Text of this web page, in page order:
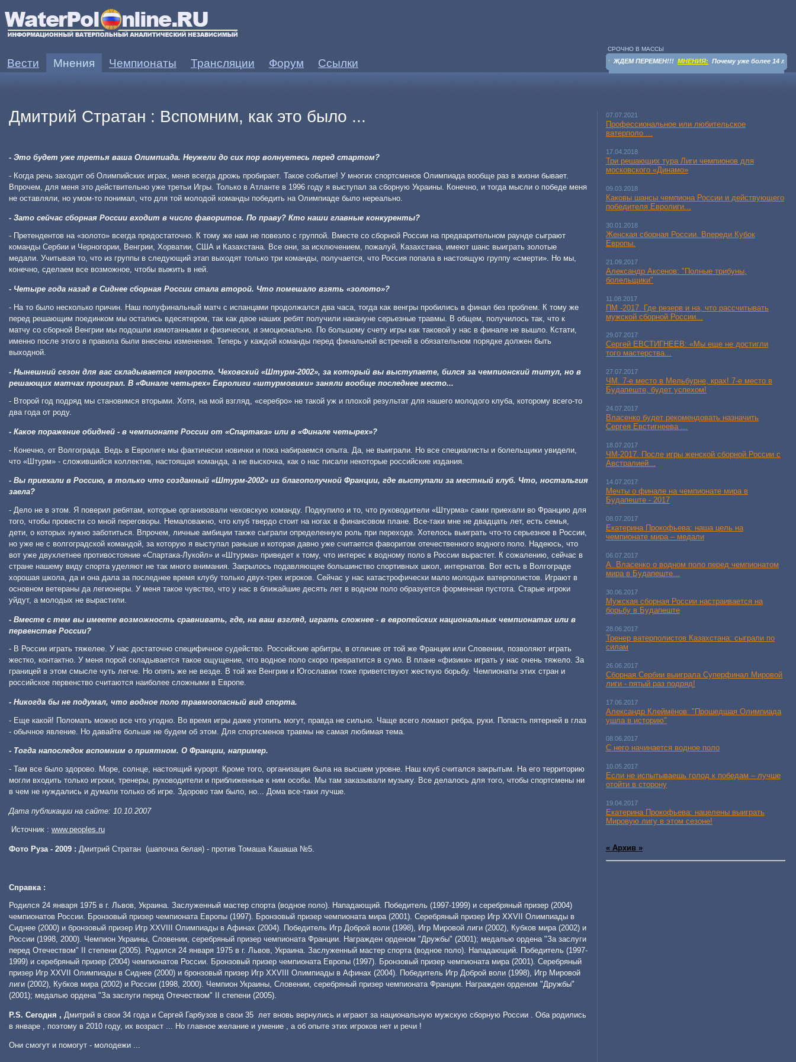
СРОЧНО В МАССЫ
ЖДЕМ ПЕРЕМЕН!!! МНЕНИЯ:Почему уже более 14 лет
Вести Мнения Чемпионаты Трансляции Форум Ссылки
07.07.2021
Профессиональное или любительское
ватерполо ...
17.04.2018
Три решающих тура Лиги чемпионов для
московского «Динамо»
09.03.2018
Каковы шансы чемпиона России и действующего
победителя Евролиги...
30.01.2018
Женская сборная России. Впереди Кубок
Европы.
21.09.2017
Александр Аксенов: "Полные трибуны,
болельщики"
11.08.2017
ПМ -2017. Где резерв и на, что рассчитывать
мужской сборной России...
29.07.2017
Сергей ЕВСТИГНЕЕВ: «Мы еще не достигли
того мастерства...
27.07.2017
ЧМ. 7-е место в Мельбурне, крах! 7-е место в
Будапеште, будет успехом!
24.07.2017
Власенко будет рекомендовать назначить
Сергея Евстигнеева ...
18.07.2017
ЧМ-2017. После игры женской сборной России с
Австралией...
14.07.2017
Мечты о финале на чемпионате мира в
Будапеште - 2017
08.07.2017
Екатерина Прокофьева: наша цель на
чемпионате мира – медали
06.07.2017
А. Власенко о водном поло перед чемпионатом
мира в Будапеште...
30.06.2017
Мужская сборная России настраивается на
борьбу в Будапеште
28.06.2017
Тренер ватерполистов Казахстана: сыграли по
силам
26.06.2017
Сборная Сербии выиграла Суперфинал Мировой
лиги - пятый раз подряд!
17.06.2017
Александр Клеймёнов: "Прошедшая Олимпиада
ушла в историю"
08.06.2017
С него начинается водное поло
10.05.2017
Если не испытываешь голод к победам – лучше
отойти в сторону
19.04.2017
Екатерина Прокофьева: нацелены выиграть
Мировую лигу в этом сезоне!
« Архив »
Дмитрий Стратан : Вспомним, как это было ...
- Это будет уже третья ваша Олимпиада. Неужели до сих пор волнуетесь перед стартом?
- Когда речь заходит об Олимпийских играх, меня всегда дрожь пробирает. Такое событие! У многих спортсменов Олимпиада вообще раз в жизни бывает.
Впрочем, для меня это действительно уже третьи Игры. Только в Атланте в 1996 году я выступал за сборную Украины. Конечно, и тогда мысли о победе меня
не оставляли, но умом-то понимал, что для той молодой команды победить на Олимпиаде было нереально.
- Зато сейчас сборная России входит в число фаворитов. По праву? Кто наши главные конкуренты?
- Претендентов на «золото» всегда предостаточно. К тому же нам не повезло с группой. Вместе со сборной России на предварительном раунде сыграют
команды Сербии и Черногории, Венгрии, Хорватии, США и Казахстана. Все они, за исключением, пожалуй, Казахстана, имеют шанс выиграть золотые
медали. Учитывая то, что из группы в следующий этап выходят только три команды, получается, что Россия попала в настоящую группу «смерти». Но мы,
конечно, сделаем все возможное, чтобы выжить в ней.
- Четыре года назад в Сиднее сборная России стала второй. Что помешало взять «золото»?
- На то было несколько причин. Наш полуфинальный матч с испанцами продолжался два часа, тогда как венгры пробились в финал без проблем. К тому же
перед решающим поединком мы остались вдесятером, так как двое наших ребят получили накануне серьезные травмы. В общем, получилось так, что к
матчу со сборной Венгрии мы подошли измотанными и физически, и эмоционально. По большому счету игры как таковой у нас в финале не вышло. Кстати,
именно после этого в правила были внесены изменения. Теперь у каждой команды перед финальной встречей в обязательном порядке должен быть
выходной.
- Нынешний сезон для вас складывается непросто. Чеховский «Штурм-2002», за который вы выступаете, бился за чемпионский титул, но в
решающих матчах проиграл. В «Финале четырех» Евролиги «штурмовики» заняли вообще последнее место...
- Второй год подряд мы становимся вторыми. Хотя, на мой взгляд, «серебро» не такой уж и плохой результат для нашего молодого клуба, которому всего-то
два года от роду.
- Какое поражение обидней - в чемпионате России от «Спартака» или в «Финале четырех»?
- Конечно, от Волгограда. Ведь в Евролиге мы фактически новички и пока набираемся опыта. Да, не выиграли. Но все специалисты и болельщики увидели,
что «Штурм» - сложившийся коллектив, настоящая команда, а не выскочка, как о нас писали некоторые российские издания.
- Вы приехали в Россию, в только что созданный «Штурм-2002» из благополучной Франции, где выступали за местный клуб. Что, ностальгия
заела?
- Дело не в этом. Я поверил ребятам, которые организовали чеховскую команду. Подкупило и то, что руководители «Штурма» сами приехали во Францию для
того, чтобы провести со мной переговоры. Немаловажно, что клуб твердо стоит на ногах в финансовом плане. Все-таки мне не двадцать лет, есть семья,
дети, о которых нужно заботиться. Впрочем, личные амбиции также сыграли определенную роль при переходе. Хотелось выиграть что-то серьезное в России,
но уже не с волгоградской командой, за которую я выступал раньше и которая давно уже считается фаворитом отечественного водного поло. Надеюсь, что
вот уже двухлетнее противостояние «Спартака-Лукойл» и «Штурма» приведет к тому, что интерес к водному поло в России вырастет. К сожалению, сейчас в
стране нашему виду спорта уделяют не так много внимания. Закрылось подавляющее большинство спортивных школ, интернатов. Вот есть в Волгограде
хорошая школа, да и она дала за последнее время клубу только двух-трех игроков. Сейчас у нас катастрофически мало молодых ватерполистов. Играют в
основном ветераны да легионеры. У меня такое чувство, что у нас в ближайшие десять лет в водном поло образуется форменная пустота. Старые игроки
уйдут, а молодых не вырастили.
- Вместе с тем вы имеете возможность сравнивать, где, на ваш взгляд, играть сложнее - в европейских национальных чемпионатах или в
первенстве России?
- В России играть тяжелее. У нас достаточно специфичное судейство. Российские арбитры, в отличие от той же Франции или Словении, позволяют играть
жестко, контактно. У меня порой складывается такое ощущение, что водное поло скоро превратится в сумо. В плане «физики» играть у нас очень тяжело. За
границей в этом смысле чуть легче. Но опять же не везде. В той же Венгрии и Югославии тоже приветствуют жесткую борьбу. Чемпионаты этих стран и
российское первенство считаются наиболее сложными в Европе.
- Никогда бы не подумал, что водное поло травмоопасный вид спорта.
- Еще какой! Поломать можно все что угодно. Во время игры даже утопить могут, правда не сильно. Чаще всего ломают ребра, руки. Попасть пятерней в глаз
- обычное явление. Но давайте больше не будем об этом. Для спортсменов травмы не самая любимая тема.
- Тогда напоследок вспомним о приятном. О Франции, например.
- Там все было здорово. Море, солнце, настоящий курорт. Кроме того, организация была на высшем уровне. Наш клуб считался закрытым. На его территорию
могли входить только игроки, тренеры, руководители и приближенные к ним особы. Мы там заказывали музыку. Все делалось для того, чтобы спортсмены ни
в чем не нуждались и думали только об игре. Здорово там было, но... Дома все-таки лучше.
Дата публикации на сайте: 10.10.2007
Источник : www.peoples.ru
Фото Руза - 2009 : Дмитрий Стратан (шапочка белая) - против Томаша Кашаша №5.
Справка :
Родился 24 января 1975 в г. Львов, Украина. Заслуженный мастер спорта (водное поло). Нападающий. Победитель (1997-1999) и серебряный призер (2004)
чемпионатов России. Бронзовый призер чемпионата Европы (1997). Бронзовый призер чемпионата мира (2001). Серебряный призер Игр XXVII Олимпиады в
Сиднее (2000) и бронзовый призер Игр XXVIII Олимпиады в Афинах (2004). Победитель Игр Доброй воли (1998), Игр Мировой лиги (2002), Кубков мира (2002) и
России (1998, 2000). Чемпион Украины, Словении, серебряный призер чемпионата Франции. Награжден орденом "Дружбы" (2001); медалью ордена "За заслуги
перед Отечеством" II степени (2005). Родился 24 января 1975 в г. Львов, Украина. Заслуженный мастер спорта (водное поло). Нападающий. Победитель (1997-
1999) и серебряный призер (2004) чемпионатов России. Бронзовый призер чемпионата Европы (1997). Бронзовый призер чемпионата мира (2001). Серебряный
призер Игр XXVII Олимпиады в Сиднее (2000) и бронзовый призер Игр XXVIII Олимпиады в Афинах (2004). Победитель Игр Доброй воли (1998), Игр Мировой
лиги (2002), Кубков мира (2002) и России (1998, 2000). Чемпион Украины, Словении, серебряный призер чемпионата Франции. Награжден орденом "Дружбы"
(2001); медалью ордена "За заслуги перед Отечеством" II степени (2005).
P.S. Сегодня , Дмитрий в свои 34 года и Сергей Гарбузов в свои 35 лет вновь вернулись и играют за национальную мужскую сборную России . Оба родились
в январе , поэтому в 2010 году, их возраст ... Но главное желание и умение , а об опыте этих игроков нет и речи !
Они смогут и помогут - молодежи ...